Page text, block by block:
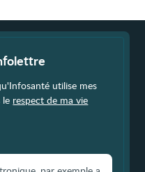
utilise mes
le respect de ma vie